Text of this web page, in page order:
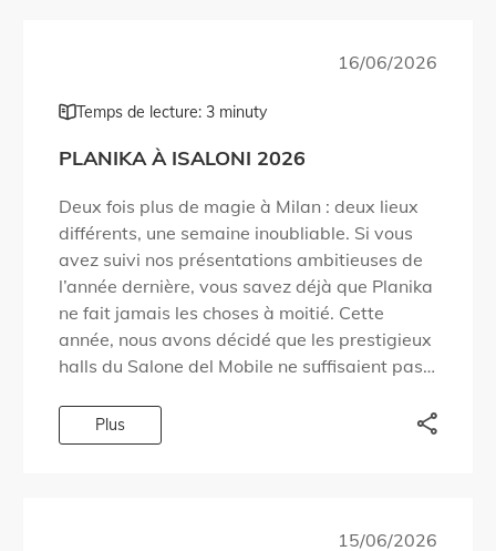
16/06/2026
Temps de lecture: 3 minuty
PLANIKA À ISALONI 2026
Deux fois plus de magie à Milan : deux lieux
différents, une semaine inoubliable. Si vous
avez suivi nos présentations ambitieuses de
l’année dernière, vous savez déjà que Planika
ne fait jamais les choses à moitié. Cette
année, nous avons décidé que les prestigieux
halls du Salone del Mobile ne suffisaient pas
Plus
15/06/2026